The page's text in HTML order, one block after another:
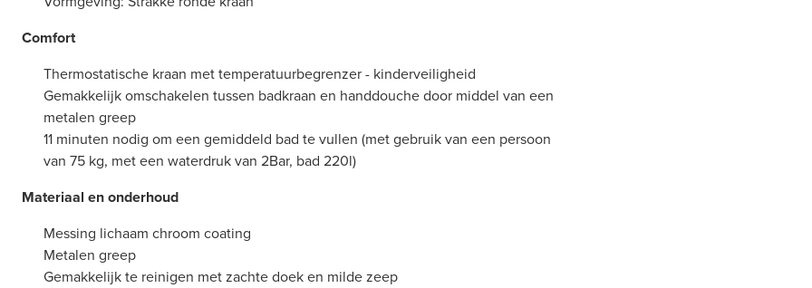
Comfort
Thermostatische kraan met temperatuurbegrenzer - kinderveiligheid
Gemakkelijk omschakelen tussen badkraan en handdouche door middel van een
metalen greep
11 minuten nodig om een gemiddeld bad te vullen (met gebruik van een persoon
van 75 kg, met een waterdruk van 2Bar, bad 220l)
Materiaal en onderhoud
Messing lichaam chroom coating
Metalen greep
Gemakkelijk te reinigen met zachte doek en milde zeep